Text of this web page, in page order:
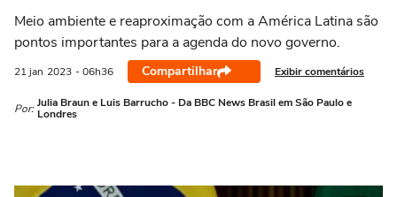
Meio ambiente e reaproximação com a América Latina são
pontos importantes para a agenda do novo governo.
21 jan 2023 - 06h36 Compartilhar Exibir comentários
Por: Julia Braun e Luis Barrucho - Da BBC News Brasil em São Paulo e
Londres